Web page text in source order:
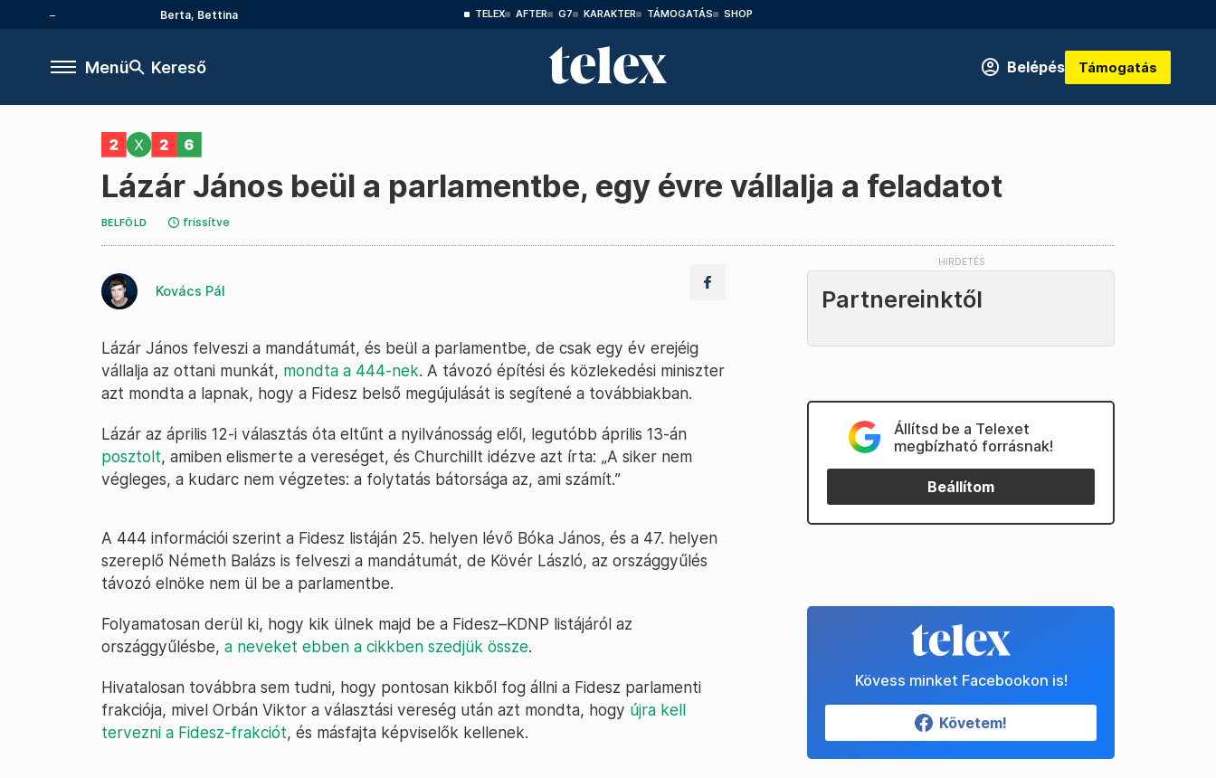
Berta, Bettina TELEX AFTER G7 KARAKTER TÁMOGATÁS SHOP
Menü Kereső Belépés Támogatás
Lázár János beül a parlamentbe, egy évre vállalja a feladatot
BELFÖLD frissítve
Kovács Pál
Lázár János felveszi a mandátumát, és beül a parlamentbe, de csak egy év erejéig
vállalja az ottani munkát, mondta a 444-nek. A távozó építési és közlekedési miniszter
azt mondta a lapnak, hogy a Fidesz belső megújulását is segítené a továbbiakban.
Lázár az április 12-i választás óta eltűnt a nyilvánosság elől, legutóbb április 13-án
posztolt, amiben elismerte a vereséget, és Churchillt idézve azt írta: „A siker nem
végleges, a kudarc nem végzetes: a folytatás bátorsága az, ami számít.”
A 444 információi szerint a Fidesz listáján 25. helyen lévő Bóka János, és a 47. helyen
szereplő Németh Balázs is felveszi a mandátumát, de Kövér László, az országgyűlés
távozó elnöke nem ül be a parlamentbe.
Folyamatosan derül ki, hogy kik ülnek majd be a Fidesz–KDNP listájáról az
országgyűlésbe, a neveket ebben a cikkben szedjük össze.
Hivatalosan továbbra sem tudni, hogy pontosan kikből fog állni a Fidesz parlamenti
frakciója, mivel Orbán Viktor a választási vereség után azt mondta, hogy újra kell
tervezni a Fidesz-frakciót, és másfajta képviselők kellenek.
Partnereinktől
Állítsd be a Telexet
megbízható forrásnak!
Beállítom
Kövess minket Facebookon is!
Követem!